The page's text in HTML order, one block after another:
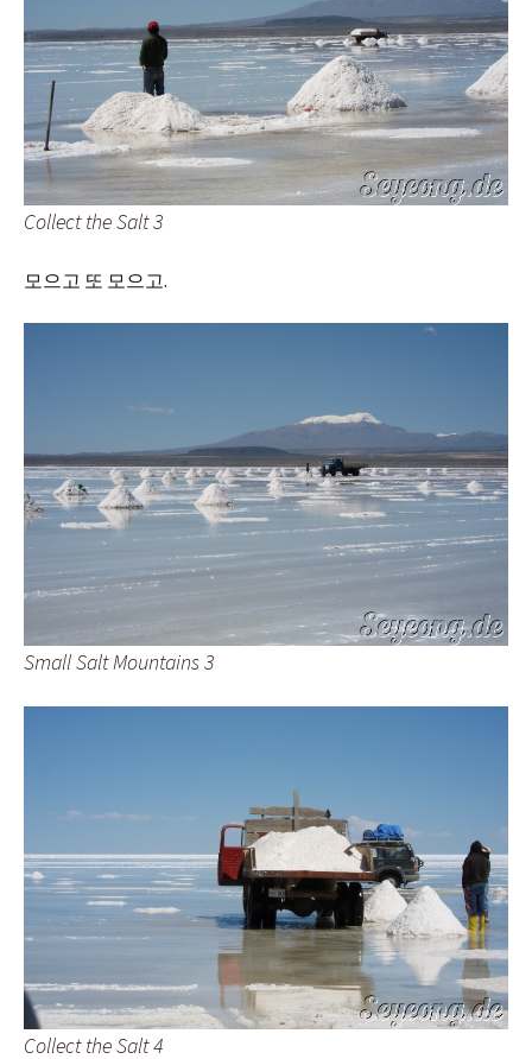
Collect the Salt 3
모으고 또 모으고.
Small Salt Mountains 3
Collect the Salt 4